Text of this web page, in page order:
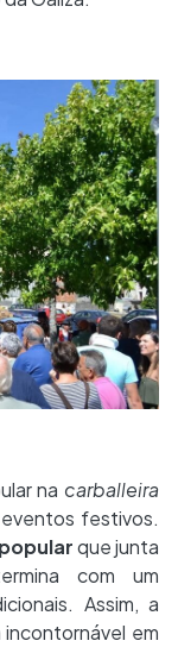
na carballeira
festivos.
popularque junta
com um
Assim, a
em